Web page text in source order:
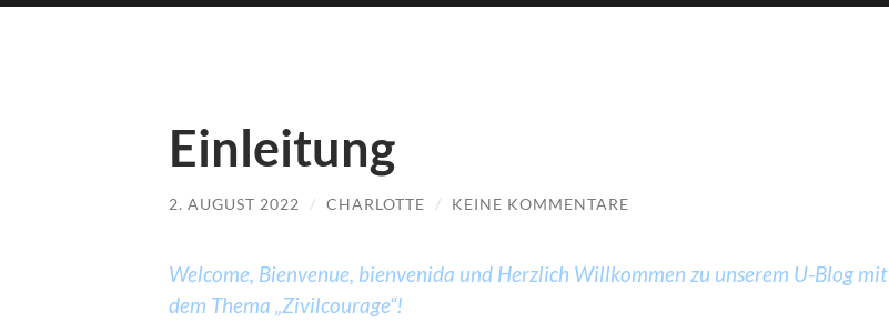
Einleitung
2. AUGUST 2022 / CHARLOTTE / KEINE KOMMENTARE
Welcome, Bienvenue, bienvenida und Herzlich Willkommen zu unserem U-Blog mit
dem Thema „Zivilcourage“!